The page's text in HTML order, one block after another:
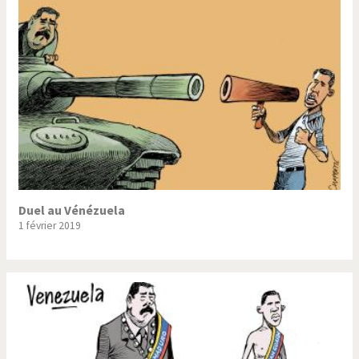
Trump II
Vous avez dit "Islam"?
Duel au Vénézuela
1 février 2019